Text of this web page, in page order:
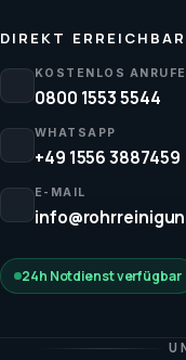
DIREKT ERREICHBAR
KOSTENLOS
0800 1553 5544
WHATSAPP
+49 1556 3887459
E-MAIL
24h Notdienst verfügbar